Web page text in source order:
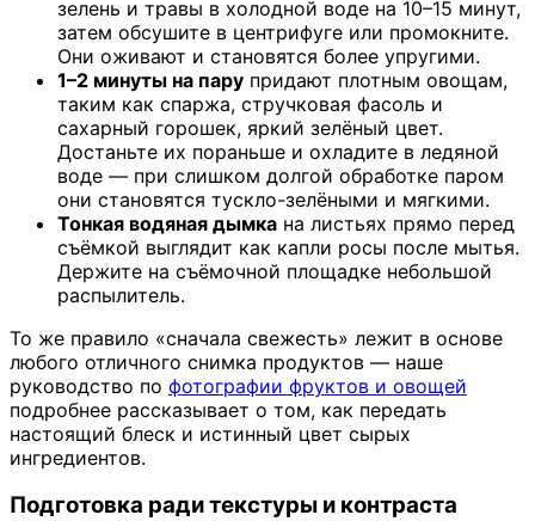
зелень и травы в холодной воде на 10–15 минут,
затем обсушите в центрифуге или промокните.
Они оживают и становятся более упругими.
1–2 минуты на пару придают плотным овощам,
таким как спаржа, стручковая фасоль и
сахарный горошек, яркий зелёный цвет.
Достаньте их пораньше и охладите в ледяной
воде — при слишком долгой обработке паром
они становятся тускло-зелёными и мягкими.
Тонкая водяная дымка на листьях прямо перед
съёмкой выглядит как капли росы после мытья.
Держите на съёмочной площадке небольшой
распылитель.
То же правило «сначала свежесть» лежит в основе
любого отличного снимка продуктов — наше
руководство по фотографии фруктов и овощей
подробнее рассказывает о том, как передать
настоящий блеск и истинный цвет сырых
ингредиентов.
Подготовка ради текстуры и контраста